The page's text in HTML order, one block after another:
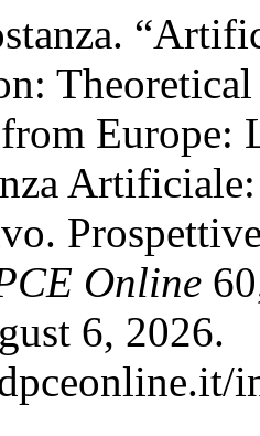
Theoretical
Online
6, 2026.